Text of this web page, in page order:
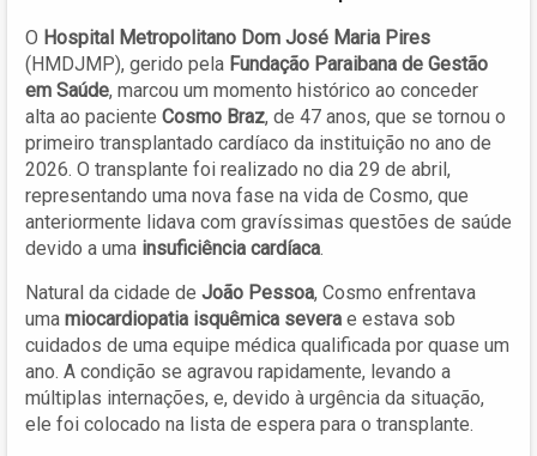
O Hospital Metropolitano Dom José Maria Pires
(HMDJMP), gerido pela Fundação Paraibana de Gestão
em Saúde, marcou um momento histórico ao conceder
alta ao paciente Cosmo Braz, de 47 anos, que se tornou o
primeiro transplantado cardíaco da instituição no ano de
2026. O transplante foi realizado no dia 29 de abril,
representando uma nova fase na vida de Cosmo, que
anteriormente lidava com gravíssimas questões de saúde
devido a uma insuficiência cardíaca.
Natural da cidade de João Pessoa, Cosmo enfrentava
uma miocardiopatia isquêmica severa e estava sob
cuidados de uma equipe médica qualificada por quase um
ano. A condição se agravou rapidamente, levando a
múltiplas internações, e, devido à urgência da situação,
ele foi colocado na lista de espera para o transplante.